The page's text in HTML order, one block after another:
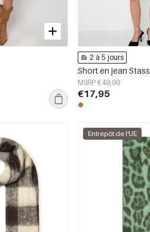
2 à 5 jours
Short en jean Stass
MSRP €49,99
€17,95
Entrepôt de l'UE